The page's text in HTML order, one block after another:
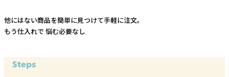
他にはない商品を簡単に見つけて手軽に注文。
もう仕入れで 悩む必要なし
Steps